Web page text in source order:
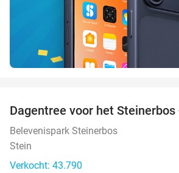
Dagentree voor het
Belevenispark Steinerbos
Stein
Verkocht: 43.790